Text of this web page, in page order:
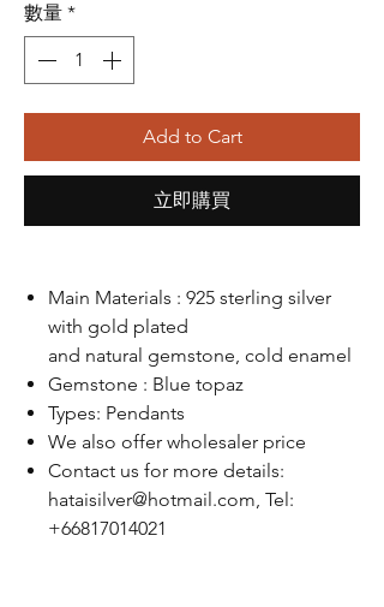
數量 *
Add to Cart
立即購買
Main Materials : 925 sterling silver
with gold plated
and natural gemstone, cold enamel
Gemstone : Blue topaz
Types: Pendants
We also offer wholesaler price
Contact us for more details:
hataisilver@hotmail.com, Tel:
+66817014021